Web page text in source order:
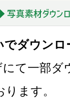
ダウンロ
て一部
ます。